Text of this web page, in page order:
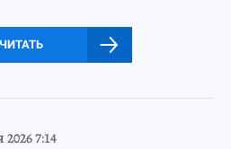
2026 7:14